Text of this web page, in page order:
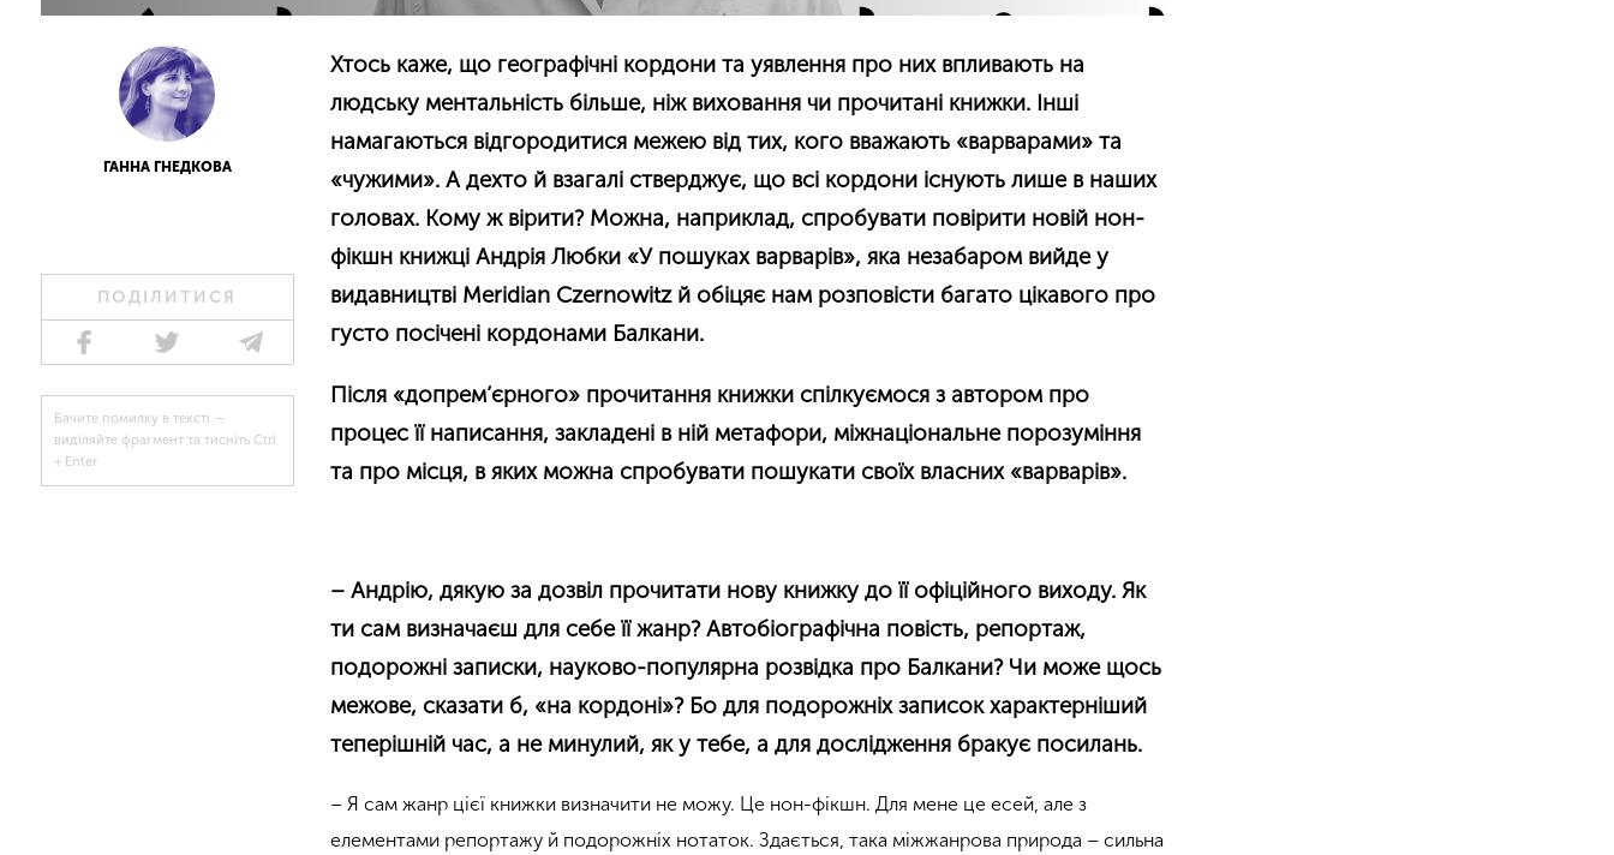
ГАННА ГНЕДКОВА
ПОДІЛИТИСЯ
Бачите помилку в тексті —
виділяйте фрагмент та тисніть Ctrl
+ Enter
Хтось каже, що географічні кордони та уявлення про них впливають на
людську ментальність більше, ніж виховання чи прочитані книжки. Інші
намагаються відгородитися межею від тих, кого вважають «варварами» та
«чужими». А дехто й взагалі стверджує, що всі кордони існують лише в наших
головах. Кому ж вірити? Можна, наприклад, спробувати повірити новій нон-
фікшн книжці Андрія Любки «У пошуках варварів», яка незабаром вийде у
видавництві Meridian Czernowitz й обіцяє нам розповісти багато цікавого про
густо посічені кордонами Балкани.
Після «допрем’єрного» прочитання книжки спілкуємося з автором про
процес її написання, закладені в ній метафори, міжнаціональне порозуміння
та про місця, в яких можна спробувати пошукати своїх власних «варварів».
– Андрію, дякую за дозвіл прочитати нову книжку до її офіційного виходу. Як
ти сам визначаєш для себе її жанр? Автобіографічна повість, репортаж,
подорожні записки, науково-популярна розвідка про Балкани? Чи може щось
межове, сказати б, «на кордоні»? Бо для подорожніх записок характерніший
теперішній час, а не минулий, як у тебе, а для дослідження бракує посилань.
– Я сам жанр цієї книжки визначити не можу. Це нон-фікшн. Для мене це есей, але з
елементами репортажу й подорожніх нотаток. Здається, така міжжанрова природа – сильна